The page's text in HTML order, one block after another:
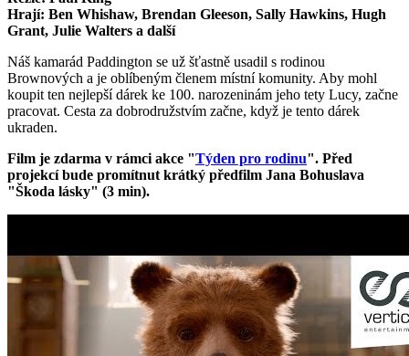
Hrají: Ben Whishaw, Brendan Gleeson, Sally Hawkins, Hugh
Grant, Julie Walters a další
Náš kamarád Paddington se už šťastně usadil s rodinou
Brownových a je oblíbeným členem místní komunity. Aby mohl
koupit ten nejlepší dárek ke 100. narozeninám jeho tety Lucy, začne
pracovat. Cesta za dobrodružstvím začne, když je tento dárek
ukraden.
Film je zdarma v rámci akce "Týden pro rodinu". Před
projekcí bude promítnut krátký předfilm Jana Bohuslava
"Škoda lásky" (3 min).